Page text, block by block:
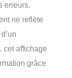
erreurs.
ne reflète
cet affichage
grâce